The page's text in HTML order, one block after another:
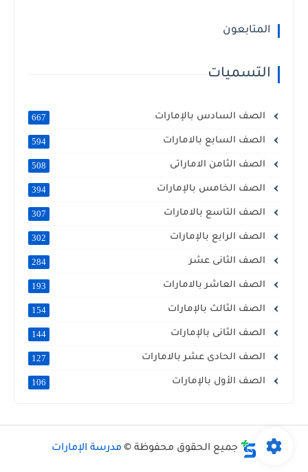
المتابعون
التسميات
الصف السادس بالإمارات 667
الصف السابع بالامارات 594
الصف الثامن الاماراتى 508
الصف الخامس بالإمارات 394
الصف التاسع بالامارات 307
الصف الرابع بالإمارات 302
الصف الثانى عشر 284
الصف العاشر بالامارات 193
الصف الثالث بالإمارات 154
الصف الثانى بالإمارات 144
الصف الحادى عشر بالامارات 127
الصف الأول بالإمارات 106
جميع الحقوق محفوظة © مدرسة الإمارات